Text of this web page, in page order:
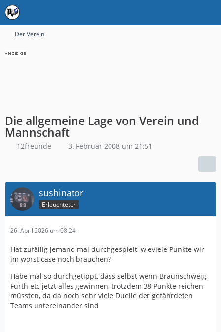
Der Verein
Die allgemeine Lage von Verein und
Mannschaft
12freunde 3. Februar 2008 um 21:51
sushinator
Erleuchteter
26. April 2026 um 08:24
Hat zufällig jemand mal durchgespielt, wieviele Punkte wir
im worst case noch brauchen?
Habe mal so durchgetippt, dass selbst wenn Braunschweig,
Fürth etc jetzt alles gewinnen, trotzdem 38 Punkte reichen
müssten, da da noch sehr viele Duelle der gefährdeten
Teams untereinander sind